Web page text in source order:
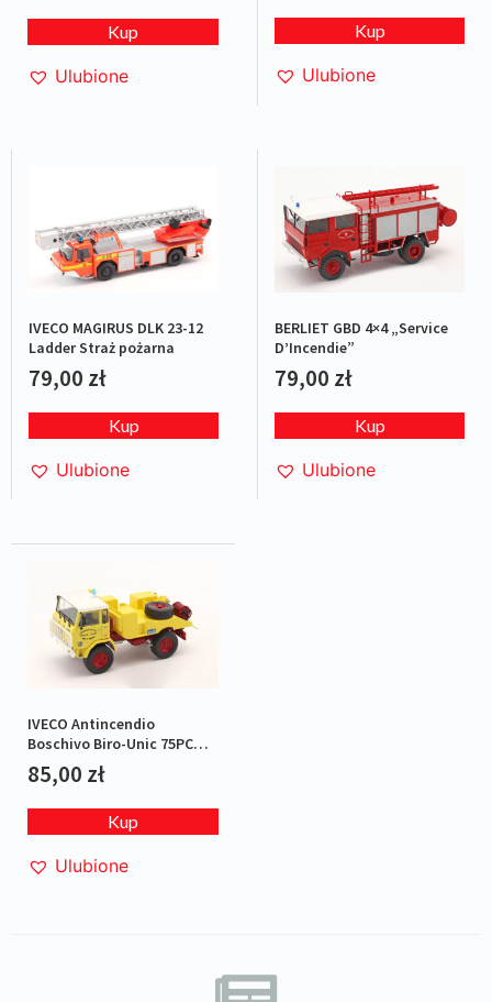
Kup
Ulubione
Kup
Ulubione
IVECO MAGIRUS DLK 23-12
Ladder Straż pożarna
79,00 zł
Kup
Ulubione
BERLIET GBD 4×4 „Service
D’Incendie”
79,00 zł
Kup
Ulubione
IVECO Antincendio
Boschivo Biro-Unic 75PC
Italy
85,00 zł
Kup
Ulubione